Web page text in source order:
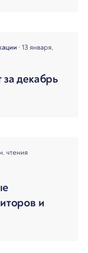
13 января,
декабрь
чтения
и